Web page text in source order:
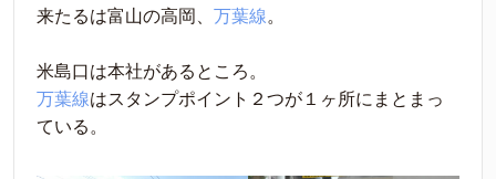
来たるは富山の高岡、 万葉線。
米島口は本社があるところ。
万葉線はスタンプポイント２つが１ヶ所にまとまっ
ている。